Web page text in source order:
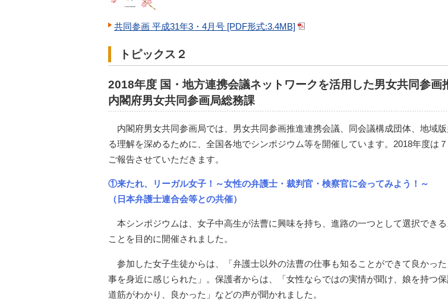
共同参画 平成31年3・4月号 [PDF形式:3.4MB]
トピックス２
2018年度 国・地方連携会議ネットワークを活用した男女共同参画
内閣府男女共同参画局総務課
内閣府男女共同参画局では、男女共同参画推進連携会議、同会議構成団体、地域
る理解を深めるために、全国各地でシンポジウム等を開催しています。2018年度は
ご報告させていただきます。
①来たれ、リーガル女子！～女性の弁護士・裁判官・検察官に会ってみよう！～
（日本弁護士連合会等との共催）
本シンポジウムは、女子中高生が法曹に興味を持ち、進路の一つとして選択でき
ことを目的に開催されました。
参加した女子生徒からは、「弁護士以外の法曹の仕事も知ることができて良かっ
事を身近に感じられた」。保護者からは、「女性ならではの実情が聞け、娘を持つ
道筋がわかり、良かった」などの声が聞かれました。